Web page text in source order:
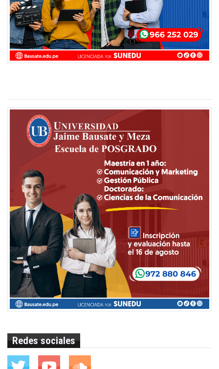
Redes sociales